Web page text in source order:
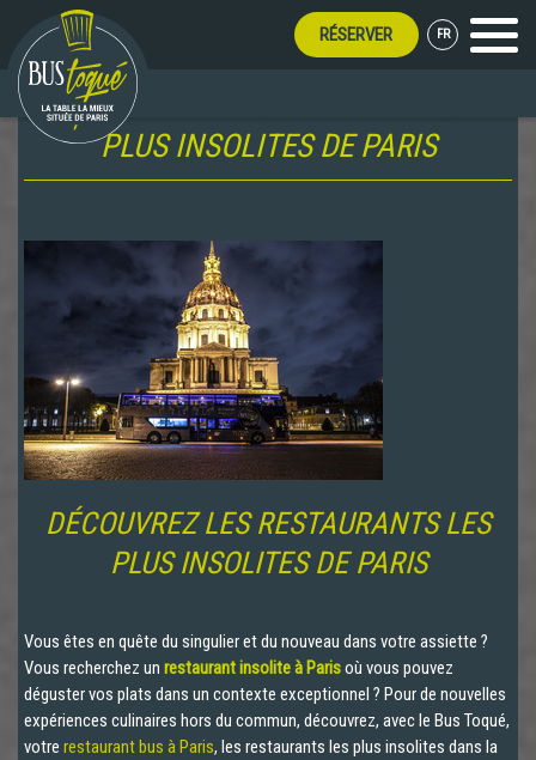
RÉSERVER FR Menu
DÉCOUVREZ LES RESTAURANTS LES
PLUS INSOLITES DE PARIS
DÉCOUVREZ LES RESTAURANTS LES
PLUS INSOLITES DE PARIS
Vous êtes en quête du singulier et du nouveau dans votre assiette ?
Vous recherchez un restaurant insolite à Parisoù vous pouvez
déguster vos plats dans un contexte exceptionnel ? Pour de nouvelles
expériences culinaires hors du commun, découvrez, avec le Bus Toqué,
votre restaurant bus à Paris, les restaurants les plus insolites dans la